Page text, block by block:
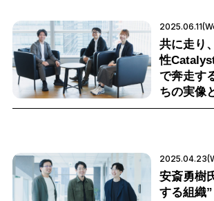
共に走り
性
で奔走す
ちの実像
安斎勇樹
する組織